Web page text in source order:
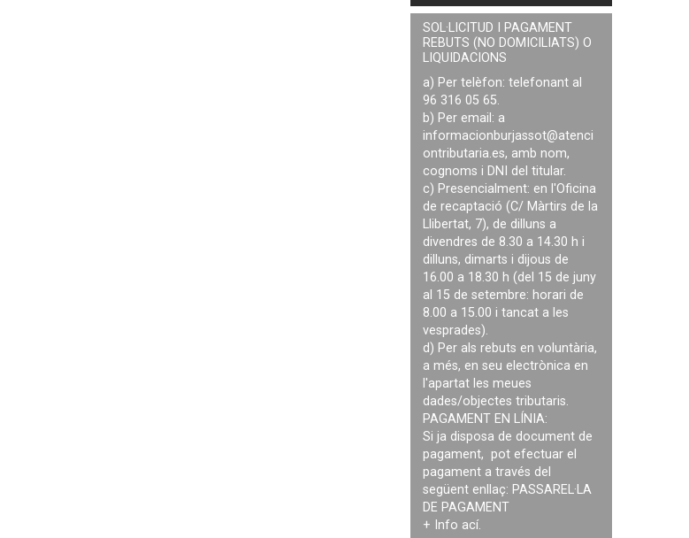
SOL·LICITUD I PAGAMENT
REBUTS (NO DOMICILIATS) O
LIQUIDACIONS
a) Per telèfon: telefonant al
96 316 05 65.
b) Per email: a
informacionburjassot@atenci
ontributaria.es, amb nom,
cognoms i DNI del titular.
c) Presencialment: en l'Oficina
de recaptació (C/ Màrtirs de la
Llibertat, 7), de dilluns a
divendres de 8.30 a 14.30 h i
dilluns, dimarts i dijous de
16.00 a 18.30 h (del 15 de juny
al 15 de setembre: horari de
8.00 a 15.00 i tancat a les
vesprades).
d) Per als rebuts en voluntària,
a més, en seu electrònica en
l'apartat les meues
dades/objectes tributaris.
PAGAMENT EN LÍNIA:
Si ja disposa de document de
pagament, pot efectuar el
pagament a través del
següent enllaç: PASSAREL·LA
DE PAGAMENT
+ Info ací.